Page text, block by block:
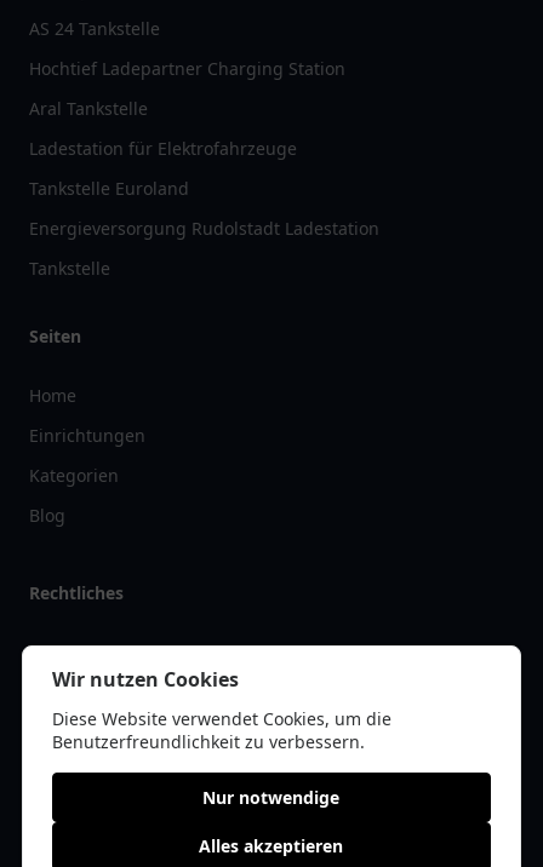
AS 24 Tankstelle
Hochtief Ladepartner Charging Station
Aral Tankstelle
Ladestation für Elektrofahrzeuge
Tankstelle Euroland
Energieversorgung Rudolstadt Ladestation
Tankstelle
Seiten
Home
Einrichtungen
Kategorien
Blog
Rechtliches
Impressum
Datenschutz
Kontakt
Wir nutzen Cookies
Diese Website verwendet Cookies, um die
Benutzerfreundlichkeit zu verbessern.
Nur notwendige
Alles akzeptieren